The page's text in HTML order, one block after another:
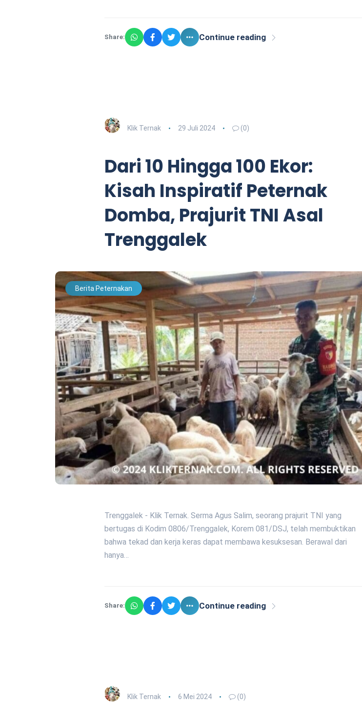
Share: Continue reading
Klik Ternak 29 Juli 2024 (0)
Dari 10 Hingga 100 Ekor:
Kisah Inspiratif Peternak
Domba, Prajurit TNI Asal
Trenggalek
Berita Peternakan
Trenggalek - Klik Ternak. Serma Agus Salim, seorang prajurit TNI yang
bertugas di Kodim 0806/Trenggalek, Korem 081/DSJ, telah membuktikan
bahwa tekad dan kerja keras dapat membawa kesuksesan. Berawal dari
hanya…
Share: Continue reading
Klik Ternak 6 Mei 2024 (0)